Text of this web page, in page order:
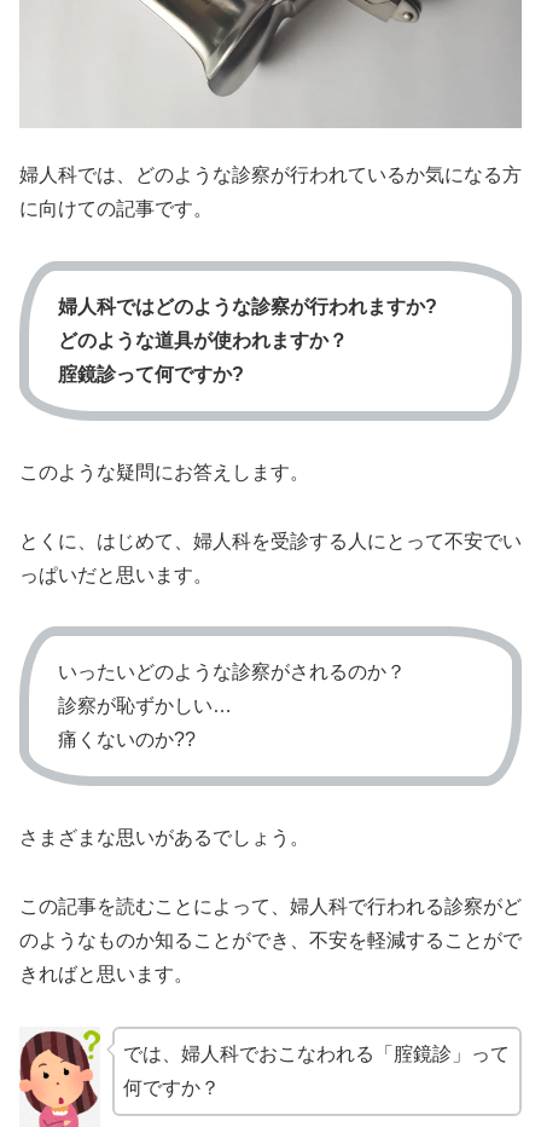
婦人科では、どのような診察が行われているか気になる方
に向けての記事です。
婦人科ではどのような診察が行われますか?
どのような道具が使われますか？
腟鏡診って何ですか?
このような疑問にお答えします。
とくに、はじめて、婦人科を受診する人にとって不安でい
っぱいだと思います。
いったいどのような診察がされるのか？
診察が恥ずかしい…
痛くないのか??
さまざまな思いがあるでしょう。
この記事を読むことによって、婦人科で行われる診察がど
のようなものか知ることができ、不安を軽減することがで
きればと思います。
では、婦人科でおこなわれる「腟鏡診」って
何ですか？